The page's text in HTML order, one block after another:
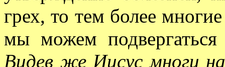
грех, то тем более
мы можем подвергаться
Видев же Иисус многи